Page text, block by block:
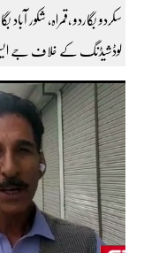
لوڈشیڈنگ کے خلاف جے ایس
قسم کی ٹریفک کے لئے
سبسکرائب کریں